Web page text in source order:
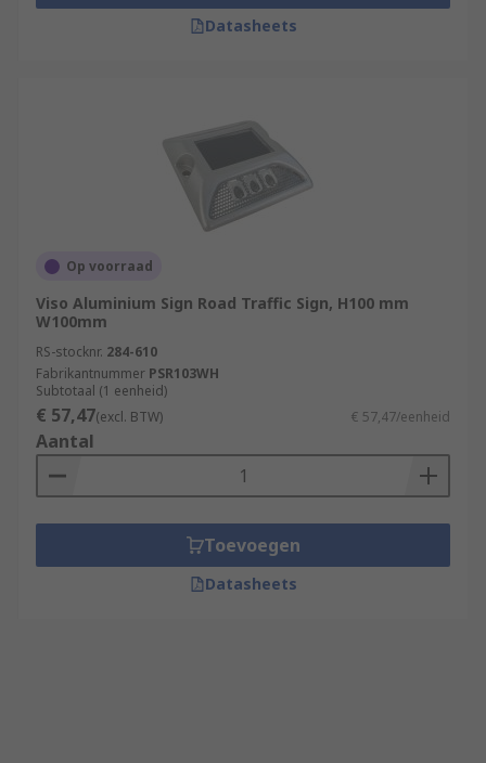
Datasheets
Op voorraad
Viso Aluminium Sign Road Traffic Sign, H100 mm
W100mm
RS-stocknr. 284-610
Fabrikantnummer PSR103WH
Subtotaal (1 eenheid)
€ 57,47(excl. BTW) € 57,47/eenheid
Aantal
Toevoegen
Datasheets